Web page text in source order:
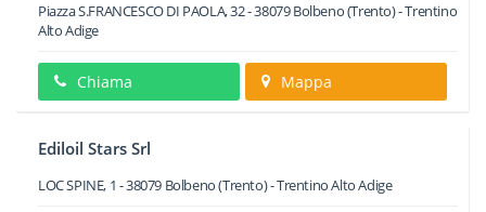
Piazza S.FRANCESCO DI PAOLA, 32-38079Bolbeno(Trento) -Trentino
Alto Adige
Chiama Mappa
Ediloil Stars Srl
LOC SPINE, 1 -38079 Bolbeno(Trento) -Trentino Alto Adige